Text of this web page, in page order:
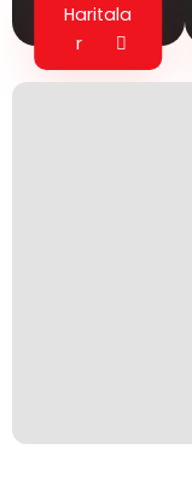
Haritala
r